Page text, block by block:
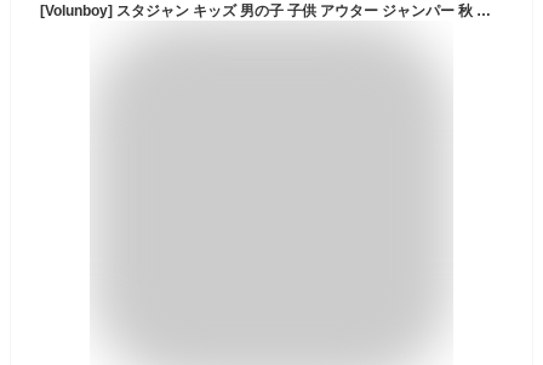
[Volunboy] スタジャン キッズ 男の子 子供 アウター ジャンパー 秋 冬 長袖 裏起毛 暖かい ベビー コート ジャケット ワンポイント 刺繡 カジュアル 通園 通学 (イエロー(英字柄),100)